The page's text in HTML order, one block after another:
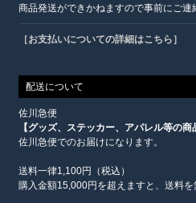
商品発送ができかねますので事前にご連
［お支払いについての詳細はこちら］
配送について
佐川急便
【グッズ、ステッカー、アパレル等の商
佐川急便でのお届けになります。
送料一律1,100円（税込）
購入金額15,000円を超えますと、送料を